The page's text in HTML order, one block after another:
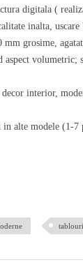
digitala (
inalta, uscare
mm grosime,
volumetric;
interior,
alte modele (1-7